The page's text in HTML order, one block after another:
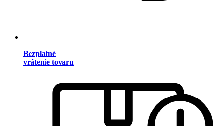
Bezplatné
vrátenie tovaru